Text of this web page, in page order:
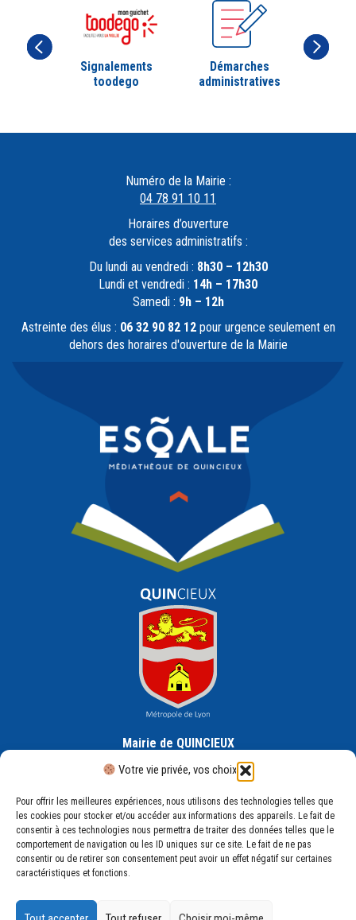
Votre vie privée, vos choix
Pour offrir les meilleures expériences, nous utilisons des technologies telles que
les cookies pour stocker et/ou accéder aux informations des appareils. Le fait de
consentir à ces technologies nous permettra de traiter des données telles que le
comportement de navigation ou les ID uniques sur ce site. Le fait de ne pas
consentir ou de retirer son consentement peut avoir un effet négatif sur certaines
caractéristiques et fonctions.
Signalements
toodego
Démarches
administratives
Numéro de la Mairie :
04 78 91 10 11
Horaires d’ouverture
des services administratifs :
Du lundi au vendredi : 8h30 – 12h30
Lundi et vendredi : 14h – 17h30
Samedi : 9h – 12h
Astreinte des élus : 06 32 90 82 12pour urgence seulement en
dehors des horaires d'ouverture de la Mairie
Mairie de QUINCIEUX
30 Rue de la République, 69650 Quincieux
Mentions légales